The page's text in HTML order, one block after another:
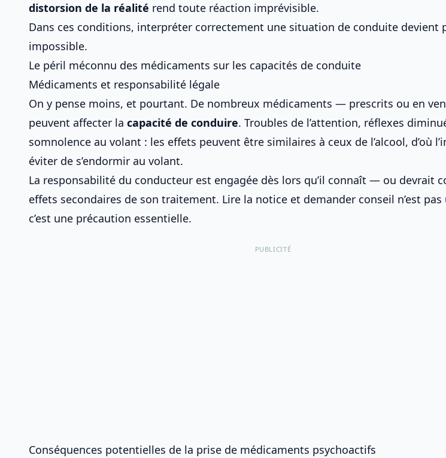
distorsion de la réalité rend toute réaction imprévisible.
Dans ces conditions, interpréter correctement une situation de conduite devient
impossible.
Le péril méconnu des médicaments sur les capacités de conduite
Médicaments et responsabilité légale
On y pense moins, et pourtant. De nombreux médicaments — prescrits ou en
peuvent affecter la capacité de conduire. Troubles de l’attention, réflexes
somnolence au volant : les effets peuvent être similaires à ceux de l’alcool, d’où
éviter de s’endormir au volant.
La responsabilité du conducteur est engagée dès lors qu’il connaît — ou devrait
effets secondaires de son traitement. Lire la notice et demander conseil n’est
c’est une précaution essentielle.
PUBLICITÉ
Conséquences potentielles de la prise de médicaments psychoactifs